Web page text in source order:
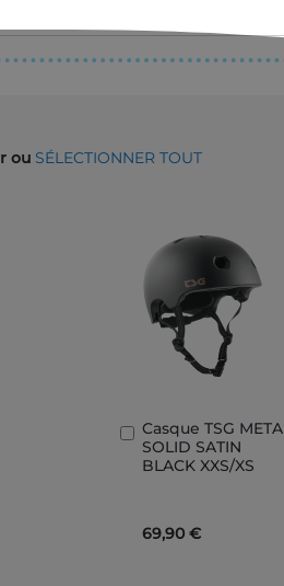
ou SÉLECTIONNER TOUT
Casque TSG META
SOLID SATIN
BLACK XXS/XS
69,90 €
Ajouter
au
panier